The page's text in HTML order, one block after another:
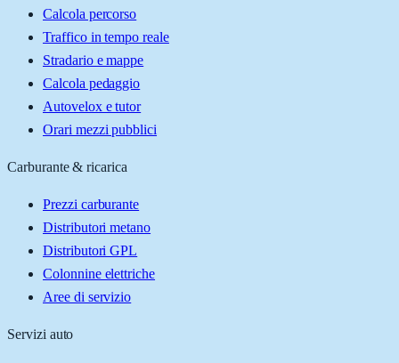
Calcola percorso
Traffico in tempo reale
Stradario e mappe
Calcola pedaggio
Autovelox e tutor
Orari mezzi pubblici
Carburante & ricarica
Prezzi carburante
Distributori metano
Distributori GPL
Colonnine elettriche
Aree di servizio
Servizi auto